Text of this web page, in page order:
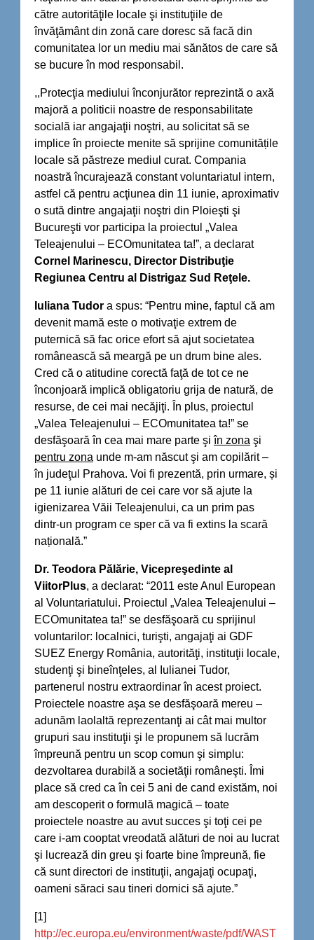
către autorităţile locale şi instituţiile de
învăţământ din zonă care doresc să facă din
comunitatea lor un mediu mai sănătos de care să
se bucure în mod responsabil.
,,Protecţia mediului înconjurător reprezintă o axă
majoră a politicii noastre de responsabilitate
socială iar angajaţii noştri, au solicitat să se
implice în proiecte menite să sprijine comunitățile
locale să păstreze mediul curat. Compania
noastră încurajează constant voluntariatul intern,
astfel că pentru acţiunea din 11 iunie, aproximativ
o sută dintre angajaţii noştri din Ploieşti şi
Bucureşti vor participa la proiectul „Valea
Teleajenului – ECOmunitatea ta!”, a declarat
Cornel Marinescu, Director Distribuţie
Regiunea Centru al Distrigaz Sud Reţele.
Iuliana Tudor a spus: “Pentru mine, faptul că am
devenit mamă este o motivaţie extrem de
puternică să fac orice efort să ajut societatea
românească să meargă pe un drum bine ales.
Cred că o atitudine corectă faţă de tot ce ne
înconjoară implică obligatoriu grija de natură, de
resurse, de cei mai necăjiţi. În plus, proiectul
„Valea Teleajenului – ECOmunitatea ta!” se
desfăşoară în cea mai mare parte şiîn zona şi
pentru zona unde m-am născut şi am copilărit –
în judeţul Prahova. Voi fi prezentă, prin urmare, și
pe 11 iunie alături de cei care vor să ajute la
igienizarea Văii Teleajenului, ca un prim pas
dintr-un program ce sper că va fi extins la scară
națională.”
Dr. Teodora Pălărie, Vicepreşedinte al
ViitorPlus, a declarat: “2011 este Anul European
al Voluntariatului. Proiectul „Valea Teleajenului –
ECOmunitatea ta!” se desfăşoară cu sprijinul
voluntarilor: localnici, turişti, angajaţi ai GDF
SUEZ Energy România, autorităţi, instituţii locale,
studenţi şi bineînţeles, al Iulianei Tudor,
partenerul nostru extraordinar în acest proiect.
Proiectele noastre aşa se desfăşoară mereu –
adunăm laolaltă reprezentanţi ai cât mai multor
grupuri sau instituţii şi le propunem să lucrăm
împreună pentru un scop comun şi simplu:
dezvoltarea durabilă a societăţii româneşti. Îmi
place să cred ca în cei 5 ani de cand existăm, noi
am descoperit o formulă magică – toate
proiectele noastre au avut succes şi toţi cei pe
care i-am cooptat vreodată alături de noi au lucrat
şi lucrează din greu şi foarte bine împreună, fie
că sunt directori de instituţii, angajaţi ocupaţi,
oameni săraci sau tineri dornici să ajute.”
[1]
http://ec.europa.eu/environment/waste/pdf/WAST